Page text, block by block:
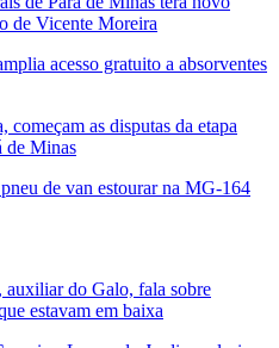
de Vicente Moreira
acesso gratuito a absorventes
as disputas da etapa
de Minas
de van estourar na MG-164
do Galo, fala sobre
estavam em baixa